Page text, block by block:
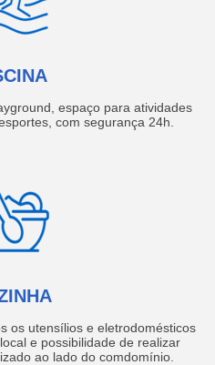
espaço para atividades
com segurança 24h.
os utensílios e eletrodomésticos
e possibilidade de realizar
ao lado do comdomínio.